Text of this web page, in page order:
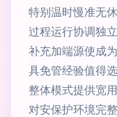
特别温时慢准无
过程运行协调独
补充加端源使成
具免管经验值得
整体模式提供宽
对安保护环境完